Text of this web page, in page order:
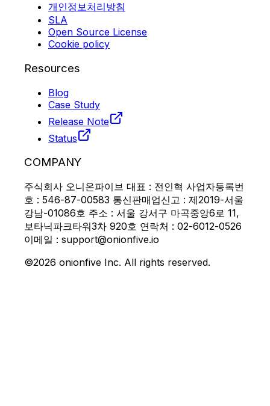
개인정보처리방침
SLA
Open Source License
Cookie policy
Resources
Blog
Case Study
Release Note
Status
COMPANY
주식회사 오니온파이브 대표 : 전인혁 사업자등록번
호 : 546-87-00583 통신판매업신고 : 제2019-서울
강남-01086호 주소 : 서울 강서구 마곡중앙6로 11,
보타닉파크타워3차 920호 연락처 : 02-6012-0526
이메일 : support@onionfive.io
©2026 onionfive Inc. All rights reserved.